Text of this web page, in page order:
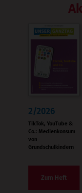
2/2026
:
TikTok, YouTube &
Co.: Medienkonsum
von
Grundschulkindern
Zum Heft